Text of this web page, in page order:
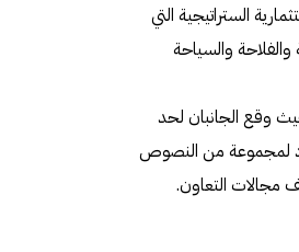
الستراتيجية التي
والسياحة
حيث وقع الجانبان لحد
الإعداد لمجموعة من النصوص